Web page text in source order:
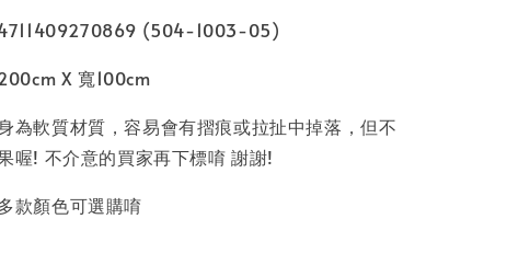
(504-1003-05)
X 寬100cm
為軟質材質，容易會有摺痕或拉扯中掉落，但不
喔! 不介意的買家再下標唷 謝謝!
款顏色可選購唷